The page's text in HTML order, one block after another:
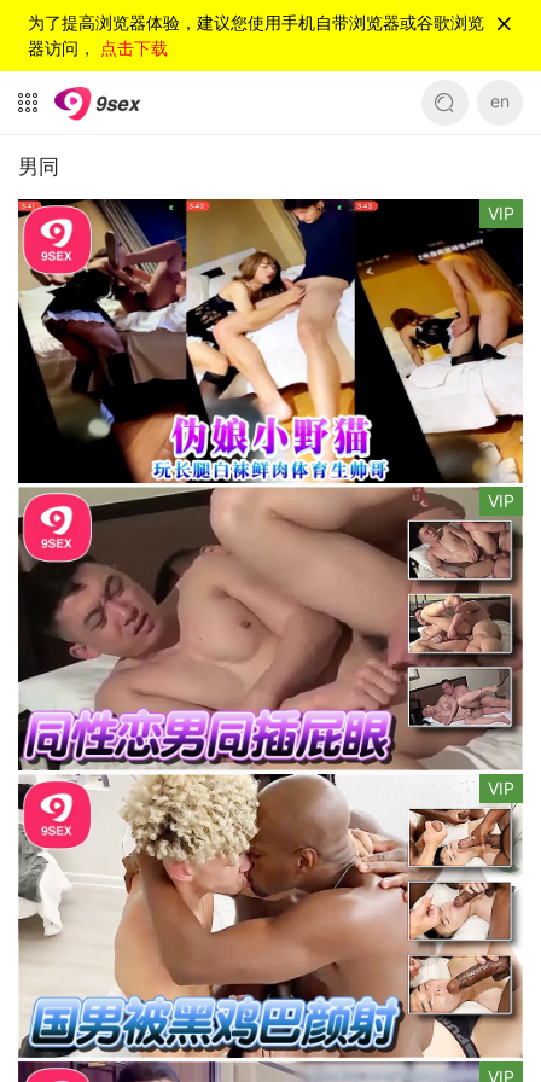
为了提高浏览器体验，建议您使用手机自带浏览器或谷歌浏览
器访问， 点击下载
en
男同
VIP
VIP
VIP
VIP